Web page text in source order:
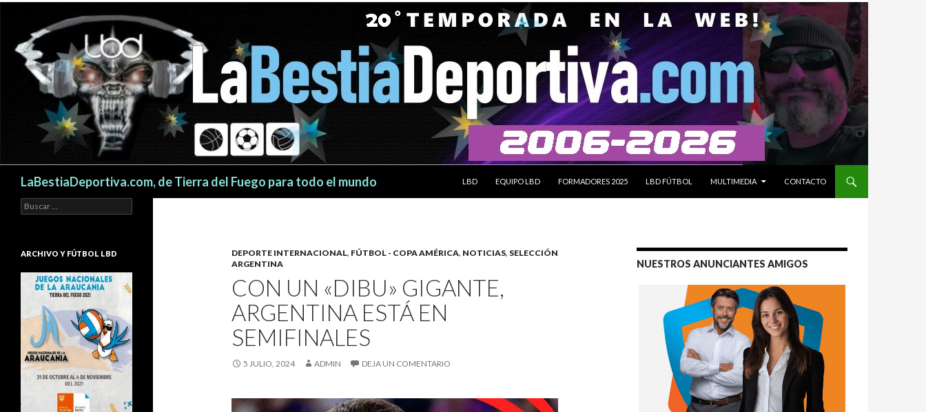
LaBestiaDeportiva.com, de Tierra del Fuego para todo el mundo
LBD
EQUIPO LBD FORMADORES 2025 LBD FÚTBOL MULTIMEDIA CONTACTO
DEPORTE INTERNACIONAL, FÚTBOL - COPA AMÉRICA, NOTICIAS, SELECCIÓN
ARGENTINA
CON UN «DIBU» GIGANTE,
ARGENTINA ESTÁ EN
SEMIFINALES
5 JULIO, 2024 ADMIN DEJA UN COMENTARIO
NUESTROS ANUNCIANTES AMIGOS
Buscar:
ARCHIVO Y FÚTBOL LBD